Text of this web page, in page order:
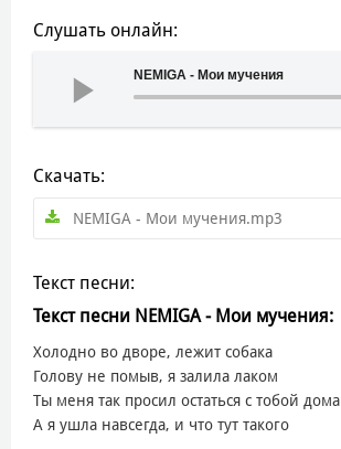
Слушать онлайн:
NEMIGA - Мои мучения
Скачать:
NEMIGA - Мои мучения.mp3
Текст песни:
Текст песни NEMIGA - Мои мучения:
Холодно во дворе, лежит собака
Голову не помыв, я залила лаком
Ты меня так просил остаться с тобой дома
А я ушла навсегда, и что тут такого